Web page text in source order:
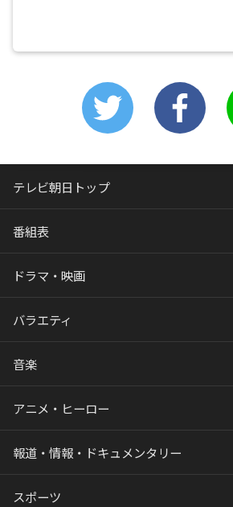
テレビ朝日トップ
番組表
ドラマ・映画
バラエティ
音楽
アニメ・ヒーロー
報道・情報・ドキュメンタリー
スポーツ